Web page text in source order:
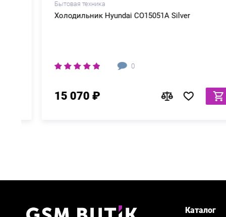
Бытовая техника
Холодильник Hyundai CO15051A Silver
0
15 070 ₽
Каталог